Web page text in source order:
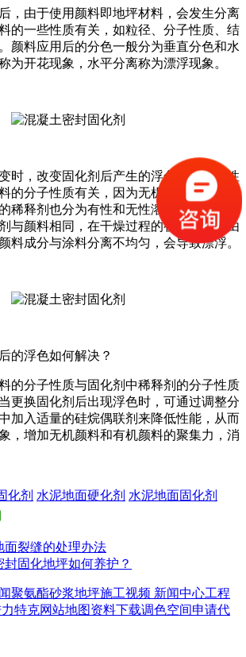
，由于使用颜料即地坪材料，会发生分离
的一些性质有关，如粒径、分子性质、结
颜料应用后的分色一般分为垂直分色和水
为开花现象，水平分离称为漂浮现象。
时，改变固化剂后产生的浮色与粒径等性
的分子性质有关，因为无机颜料分为有性
稀释剂也分为有性和无性溶剂。如果更换
与颜料相同，在干燥过程的初始阶段，由
料成分与涂料分离不均匀，会导致漂浮。
的浮色如何解决？
的分子性质与固化剂中稀释剂的分子性质
更换固化剂后出现浮色时，可通过调整分
加入适量的硅烷偶联剂来降低性能，从而
，增加无机颜料和有机颜料的聚集力，消
化剂 水泥地面硬化剂 水泥地面固化剂
面裂缝的处理办法
封固化地坪如何养护？
聚氨酯砂浆地坪施工视频 新闻中心工程
特克网站地图资料下载调色空间申请代